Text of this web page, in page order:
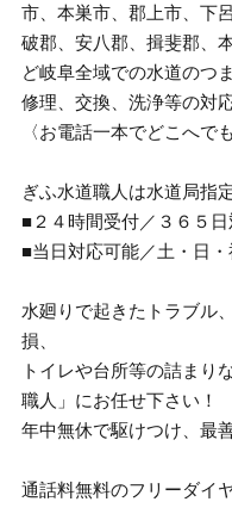
市、本巣市、郡上市、下
破郡、安八郡、揖斐郡、
ど岐阜全域での水道のつ
修理、交換、洗浄等の対
〈お電話一本でどこへで
ぎふ水道職人は水道局指
■２４時間受付／３６５日
■当日対応可能／土・日・
水廻りで起きたトラブル
損、
トイレや台所等の詰まり
職人」にお任せ下さい！
年中無休で駆けつけ、最
通話料無料のフリーダイ